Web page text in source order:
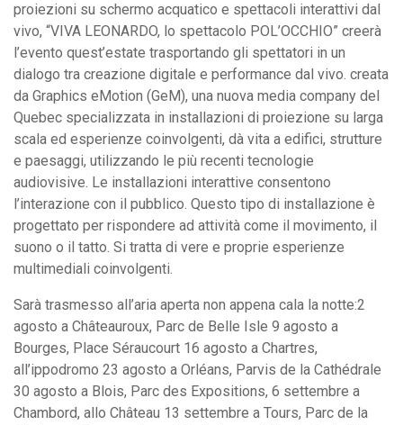
proiezioni su schermo acquatico e spettacoli interattivi dal
vivo, “VIVA LEONARDO, lo spettacolo POL’OCCHIO” creerà
l’evento quest’estate trasportando gli spettatori in un
dialogo tra creazione digitale e performance dal vivo. creata
da Graphics eMotion (GeM), una nuova media company del
Quebec specializzata in installazioni di proiezione su larga
scala ed esperienze coinvolgenti, dà vita a edifici, strutture
e paesaggi, utilizzando le più recenti tecnologie
audiovisive. Le installazioni interattive consentono
l’interazione con il pubblico. Questo tipo di installazione è
progettato per rispondere ad attività come il movimento, il
suono o il tatto. Si tratta di vere e proprie esperienze
multimediali coinvolgenti.
Sarà trasmesso all’aria aperta non appena cala la notte:2
agosto a Châteauroux, Parc de Belle Isle 9 agosto a
Bourges, Place Séraucourt 16 agosto a Chartres,
all’ippodromo 23 agosto a Orléans, Parvis de la Cathédrale
30 agosto a Blois, Parc des Expositions, 6 settembre a
Chambord, allo Château 13 settembre a Tours, Parc de la
for: